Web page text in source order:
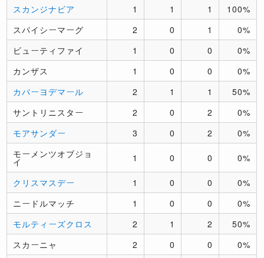
スカンジナビア
1 1 1
100%
スパイシーマーグ
2 0 1
0%
ビューティファイ
1 0 0
0%
カンザス
1 0 0
0%
カバーヨデマール
2 1 1
50%
サントリニスター
2 0 2
0%
モアサンダー
3 0 2
0%
モーメンツオブジョ
イ 1 0 0 0%
クリスマスデー 1 0 0
0%
ニードルマッチ
1 0 0
0%
モルティーズクロス
2 1 2
50%
スカーニャ
2 0 0
0%